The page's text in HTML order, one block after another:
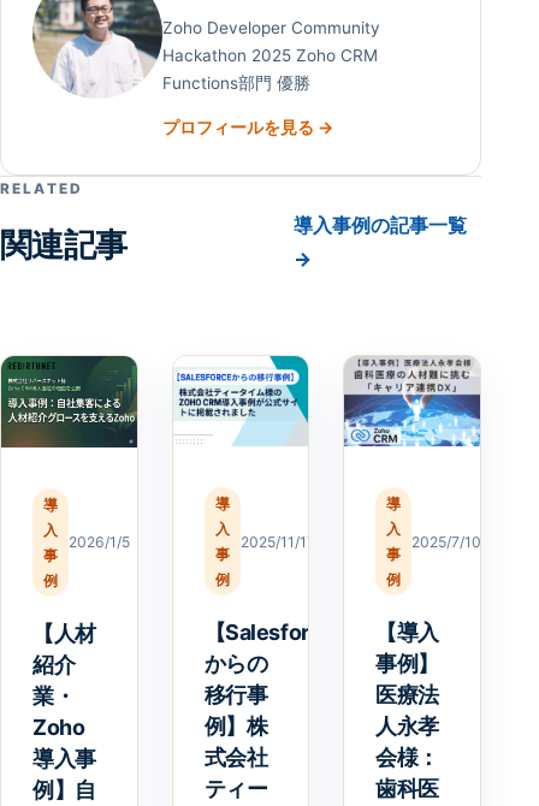
Zoho Developer Community
Hackathon 2025 Zoho CRM
Functions部門 優勝
プロフィールを見る →
RELATED
関連記事
導入事例の記事一覧
→
導
入
事
例
2026/1/5
【人材
紹介
業・
Zoho
導入事
例】自
導
入
事
例
2025/11/17
【Salesforce
からの
移行事
例】株
式会社
ティー
導
入
事
例
2025/7/10
【導入
事例】
医療法
人永孝
会様：
歯科医